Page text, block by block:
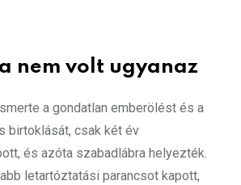
nem volt ugyanaz
a gondatlan emberölést és a
birtoklását, csak két év
és azóta szabadlábra helyezték.
letartóztatási parancsot kapott,